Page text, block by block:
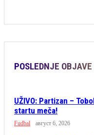
POSLEDNJE
UŽIVO: Partizan –
startu meča!
Fudbal август 6, 2026